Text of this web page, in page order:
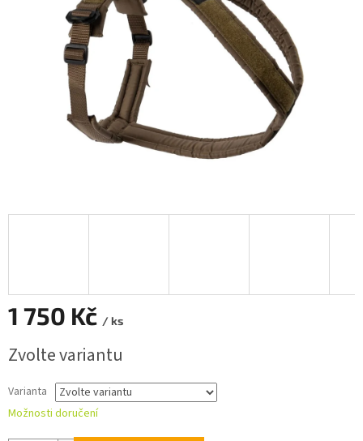
1 750 Kč / ks
cena:
Zvolte variantu
Varianta
Možnosti doručení